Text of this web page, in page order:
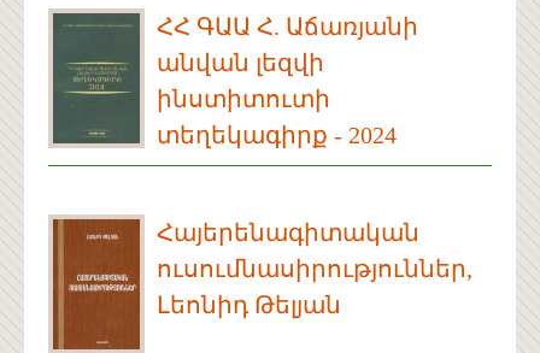
ՀՀ ԳԱԱ Հ. Աճառյանի
անվան լեզվի
ինստիտուտի
տեղեկագիրք - 2024
Հայերենագիտական
ուսումնասիրություններ,
Լեոնիդ Թելյան